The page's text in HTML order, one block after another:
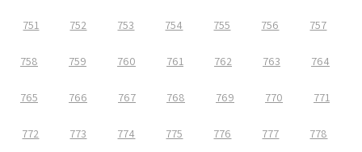
751 752 753 754 755 756 757
758 759 760 761 762 763 764
765 766 767 768 769 770 771
772 773 774 775 776 777 778